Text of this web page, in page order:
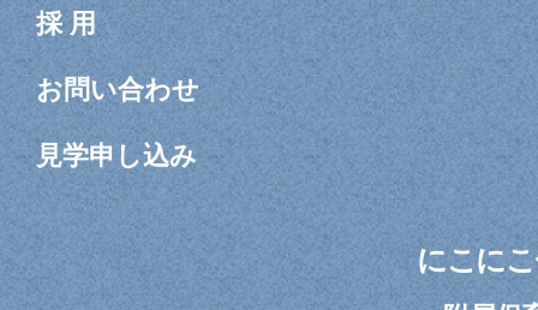
にこに
採 用
お問い合わせ
見学申し込み